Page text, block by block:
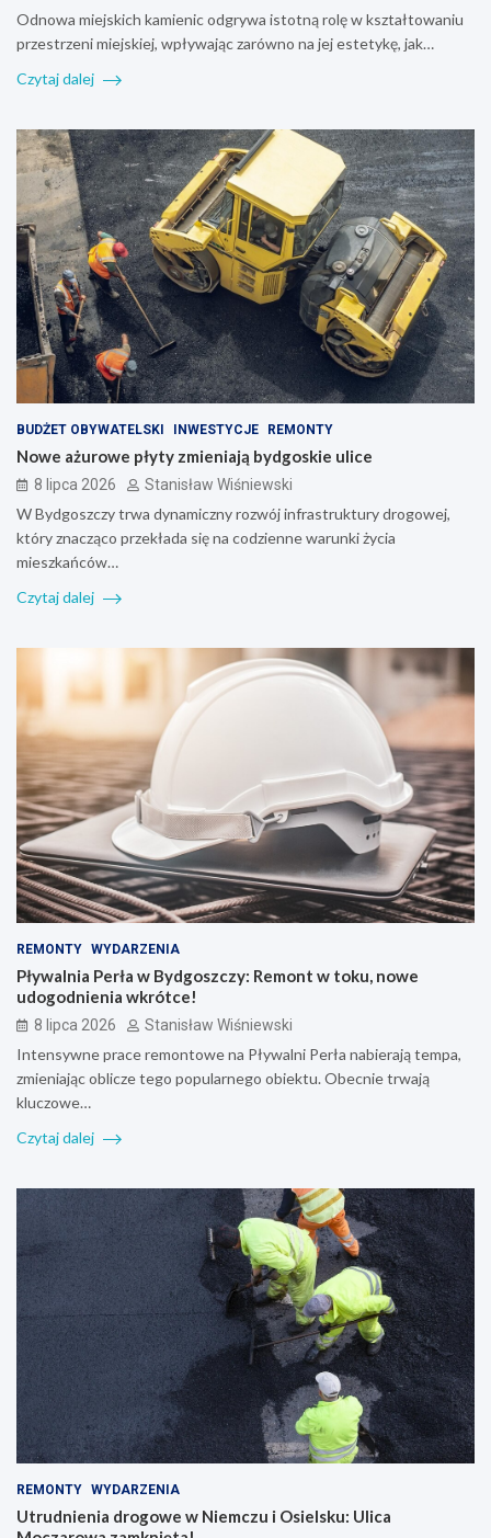
Odnowa miejskich kamienic odgrywa istotną rolę w kształtowaniu
przestrzeni miejskiej, wpływając zarówno na jej estetykę, jak…
Czytaj dalej
BUDŻET OBYWATELSKI INWESTYCJE REMONTY
Nowe ażurowe płyty zmieniają bydgoskie ulice
8 lipca 2026 Stanisław Wiśniewski
W Bydgoszczy trwa dynamiczny rozwój infrastruktury drogowej,
który znacząco przekłada się na codzienne warunki życia
mieszkańców…
Czytaj dalej
REMONTY WYDARZENIA
Pływalnia Perła w Bydgoszczy: Remont w toku, nowe
udogodnienia wkrótce!
8 lipca 2026 Stanisław Wiśniewski
Intensywne prace remontowe na Pływalni Perła nabierają tempa,
zmieniając oblicze tego popularnego obiektu. Obecnie trwają
kluczowe…
Czytaj dalej
REMONTY WYDARZENIA
Utrudnienia drogowe w Niemczu i Osielsku: Ulica